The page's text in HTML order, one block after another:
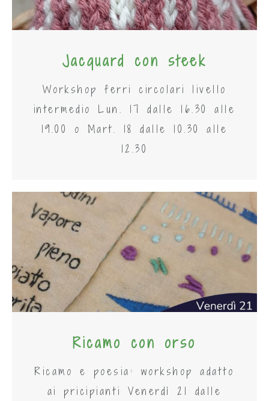
Jacquard con steek
Workshop ferri circolari livello
intermedio Lun. 17 dalle 16.30 alle
19.00 o Mart. 18 dalle 10.30 alle
12.30
Ricamo con orso
Ricamo e poesia: workshop adatto
ai pricipianti Venerdì 21 dalle